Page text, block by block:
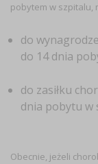
pobytem w szpitalu,
do
do 14 dnia
do zasiłku
dnia pobytu w
Obecnie, jeżeli